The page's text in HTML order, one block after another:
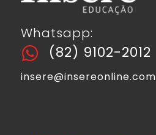
Whatsapp:
(82) 9102-2012
insere@insereonline.com